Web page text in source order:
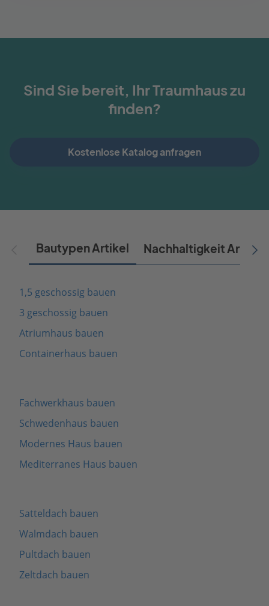
Sind Sie bereit, Ihr Traumhaus zu
finden?
Kostenlose Katalog anfragen
Bautypen Artikel Nachhaltigkeit Artikel
1,5 geschossig bauen
3 geschossig bauen
Atriumhaus bauen
Containerhaus bauen
Fachwerkhaus bauen
Schwedenhaus bauen
Modernes Haus bauen
Mediterranes Haus bauen
Satteldach bauen
Walmdach bauen
Pultdach bauen
Zeltdach bauen